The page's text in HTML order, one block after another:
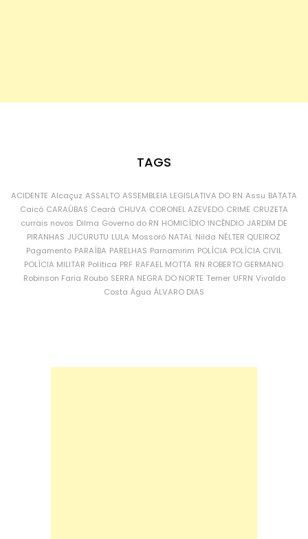
TAGS
ACIDENTE Alcaçuz ASSALTO ASSEMBLEIA LEGISLATIVA DO RN Assu BATATA
Caicó CARAÚBAS Ceará CHUVA CORONEL AZEVEDO CRIME CRUZETA
currais novos Dilma Governo do RN HOMICÍDIO INCÊNDIO JARDIM DE
PIRANHAS JUCURUTU LULA Mossoró NATAL Nilda NÉLTER QUEIROZ
Pagamento PARAÍBA PARELHAS Parnamirim POLÍCIA POLÍCIA CIVIL
POLÍCIA MILITAR Política PRF RAFAEL MOTTA RN ROBERTO GERMANO
Robinson Faria Roubo SERRA NEGRA DO NORTE Temer UFRN Vivaldo
Costa Água ÁLVARO DIAS